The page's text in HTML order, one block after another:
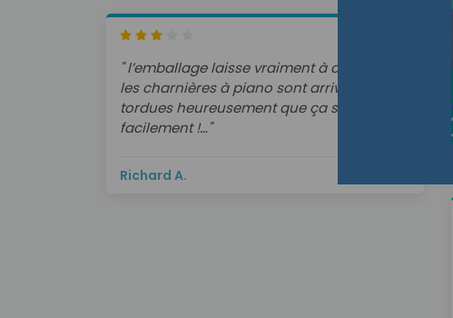
" l’emballage laisse vraiment à désirer !…
les charnières à piano sont arrivées toutes
tordues heureusement que ça se redresse
facilement !…"
Richard A.